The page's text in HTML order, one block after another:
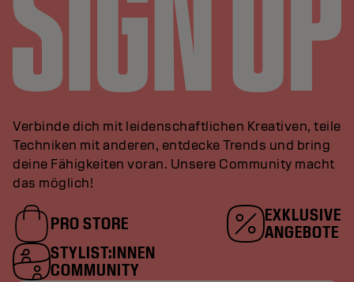
Verbinde dich mit leidenschaftlichen Kreativen, teile
Techniken mit anderen, entdecke Trends und bring
deine Fähigkeiten voran. Unsere Community macht
das möglich!
PRO STORE
EXKLUSIVE
ANGEBOTE
STYLIST:INNEN
COMMUNITY